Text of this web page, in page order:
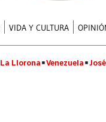
VIDA Y CULTURA
La Llorona Venezuela